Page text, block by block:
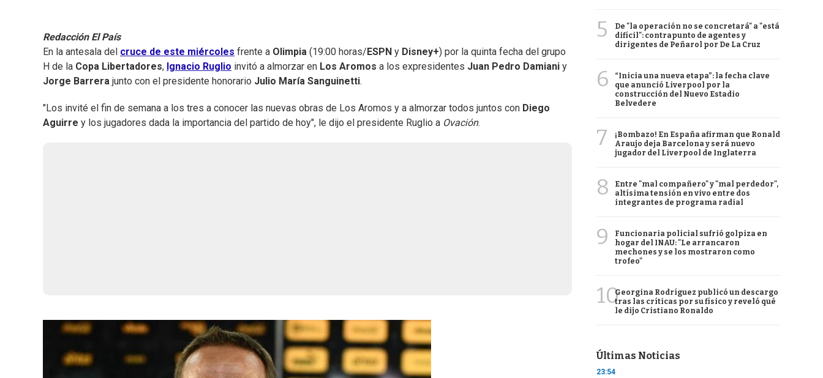
Redacción El País
En la antesala del cruce de este miércoles frente a Olimpia (19:00 horas/ ESPN y Disney+) por la quinta fecha del grupo
H de la Copa Libertadores, Ignacio Ruglio invitó a almorzar en Los Aromos a los expresidentes Juan Pedro Damiani y
Jorge Barrera junto con el presidente honorario Julio María Sanguinetti.
"Los invité el fin de semana a los tres a conocer las nuevas obras de Los Aromos y a almorzar todos juntos con Diego
Aguirre y los jugadores dada la importancia del partido de hoy", le dijo el presidente Ruglio a Ovación.
5
De "la operación no se concretará" a "está
difícil": contrapunto de agentes y
dirigentes de Peñarol por De La Cruz
6
“Inicia una nueva etapa”: la fecha clave
que anunció Liverpool por la
construcción del Nuevo Estadio
Belvedere
7
¡Bombazo! En España afirman que Ronald
Araujo deja Barcelona y será nuevo
jugador del Liverpool de Inglaterra
8
Entre "mal compañero" y "mal perdedor",
altísima tensión en vivo entre dos
integrantes de programa radial
9
Funcionaria policial sufrió golpiza en
hogar del INAU: "Le arrancaron
mechones y se los mostraron como
trofeo"
10Georgina Rodríguez publicó un descargo
tras las críticas por su físico y reveló qué
le dijo Cristiano Ronaldo
Últimas Noticias
23:54